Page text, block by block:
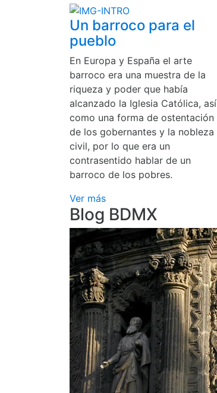
Un barroco para el
pueblo
En Europa y España el arte
barroco era una muestra de la
riqueza y poder que había
alcanzado la Iglesia Católica, así
como una forma de ostentación
de los gobernantes y la nobleza
civil, por lo que era un
contrasentido hablar de un
barroco de los pobres.
Ver más
Blog BDMX